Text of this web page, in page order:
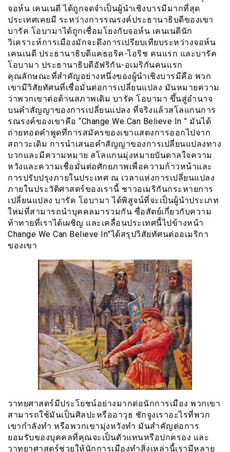
จอห์น เคนเนดี ได้ถูกจดจำเป็นผู้นำเชิงบารมีมากที่สุด
ประเทศเคยมี ระหว่างการรณรงค์ประธานาธิบดีของเขา
บารัค โอบามาได้ถูกเชื่อมโยงกับจอห์น เคนเนดีนัก
วิเคราะห์การเมืองมักจะดึงการเปรียบเทียบระหว่างจอห์น
เคนเนดี ประธานาธิบดีแคธอริค-ไอริช คนแรก และบารัค
โอบามา ประธานาธิบดีอัฟริกัน-อเมริกันคนเเรก
คุณลักษณะที่สำคัญอย่างหนึ่งของผู้นำเชิงบารมีคือ พวก
เขามีวิสัยทัศนที่เชื่อมั่นต่อการเปลี่ยนแปลง มันหมายความ
ว่าพวกเขาต่อต้านสภาพเดิม บารัค โอบามา ขึ้นสู่อำนาจ
บนคำสัญญาของการเปลี่ยนแปลง ที่จริงแล้วสโลแกนการ
รณรงค์ของเขาคือ “Change We Can Believe In ” มันได้
ถ่ายทอดคำพูดที่การสมัครของเขาแสดงการออกไปจาก
สถาวะเดิม การนำเสนอคำสัญญาของการเปลี่ยนแปลงทาง
บวกและมีความหมาย สโลแกนมุ่งหมายบันดาลใจความ
หวังและความเชื่อมั่นต่อศักยภาพเพื่อความก้าวหน้าและ
การปรับปรุงภายในประเทศ ณ เวลาแห่งการเปลี่ยนแปลง
ภายในประวัติศาสตร์ของเรานี้ ชาวอเมริกันกระหายการ
เปลี่ยนแปลง บารัค โอบามา ได้พิสูจน์ที่จะเป็นผู้นำประเภท
ใหม่ที่สามารถนำบุคคลมารวมกัน ซื่อสัตย์เกี่ยวกับความ
ท้าทายที่เราได้เผชิญ และเคลื่อนประเทศนี้ไปข้างหน้า
Change We Can Believe In”ได้สรุปวิสัยทัศนต่ออเมริกา
ของเขา
วาทยศาสตร์มีประโยชน์อย่างมากต่อนักการเมือง พวกเขา
สามารถใช้มันเป็นศิลปะหรืออาวุธ ชักจูงเราอะไรที่พวก
เขากำลังทำ หรือพวกเขามุ่งหวังทำ มันสำคัญต่อการ
ยอมรับของบุคคลที่คุณจะเป็นตัวแทนหรือปกครอง และ
วาทยาศาสตร์ช่วยให้นักการเมืองทำสิ่งเหล่านี้เรามีหลาย